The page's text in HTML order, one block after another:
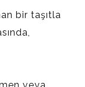
bir taşıtla
veya